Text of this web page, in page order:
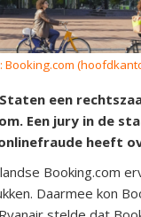
Booking.com
een
Een jury in de
heeft
Booking.com
Daarmee kon